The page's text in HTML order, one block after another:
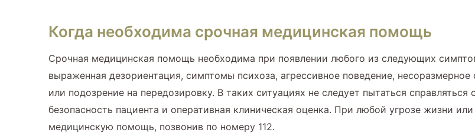
Когда необходима срочная медицинская помощь
Срочная медицинская помощь необходима при появлении любого из следующих
выраженная дезориентация, симптомы психоза, агрессивное поведение,
или подозрение на передозировку. В таких ситуациях не следует пытаться
безопасность пациента и оперативная клиническая оценка. При любой угрозе жизни
медицинскую помощь, позвонив по номеру 112.